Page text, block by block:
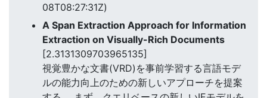
08T08:27:31Z)
A Span Extraction Approach for Information
Extraction on Visually-Rich Documents
[2.3131309703965135]
視覚豊かな文書(VRD)を事前学習する言語モデ
ルの能力向上のための新しいアプローチを提案